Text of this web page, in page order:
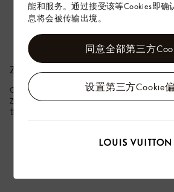
能和服务。通过接受该等Cookies即确
息将会被传输出境。
设置第三方Cookie
同意全部第三方
ZANELLATO/BORTOTTO
Giorgia Zanellato 和 Daniele Bortotto 于 2013 年
Zanellato/Bortotto 工作室，他们的作品不断探索
世界各地的画廊和机构进行展出。